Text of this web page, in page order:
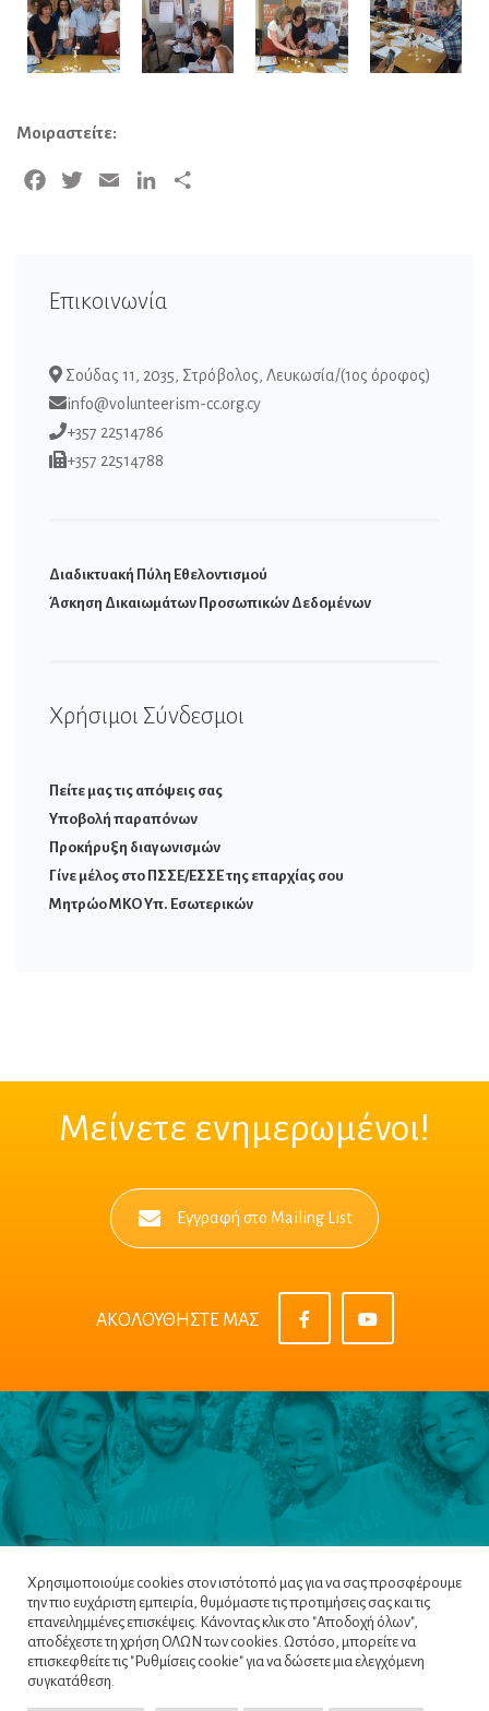
Μοιραστείτε:
Facebook
Twitter Email LinkedIn
Επικοινωνία
Σούδας 11, 2035, Στρόβολος, Λευκωσία/(1ος όροφος)
info@volunteerism-cc.org.cy
+357 22514786
+357 22514788
Διαδικτυακή Πύλη Εθελοντισμού
Άσκηση Δικαιωμάτων Προσωπικών Δεδομένων
Χρήσιμοι Σύνδεσμοι
Πείτε μας τις απόψεις σας
Υποβολή παραπόνων
Προκήρυξη διαγωνισμών
Γίνε μέλος στο ΠΣΣΕ/ΕΣΣΕ της επαρχίας σου
Μητρώο ΜΚΟ Υπ. Εσωτερικών
Μείνετε ενημερωμένοι!
Εγγραφή στο Mailing List
ΑΚΟΛΟΥΘΗΣΤΕ ΜΑΣ
Χρησιμοποιούμε cookies στον ιστότοπό μας για να σας προσφέρουμε
την πιο ευχάριστη εμπειρία, θυμόμαστε τις προτιμήσεις σας και τις
επανειλημμένες επισκέψεις. Κάνοντας κλικ στο "Αποδοχή όλων",
αποδέχεστε τη χρήση ΟΛΩΝ των cookies. Ωστόσο, μπορείτε να
επισκεφθείτε τις "Ρυθμίσεις cookie" για να δώσετε μια ελεγχόμενη
συγκατάθεση.